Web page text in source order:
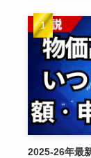
2025-26年最